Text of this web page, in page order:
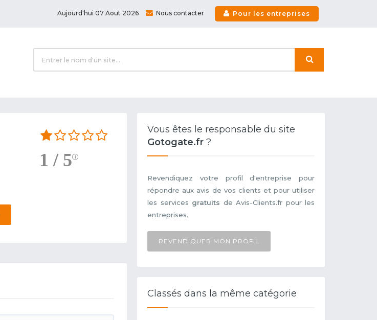
Aujourd'hui 07 Aout 2026 Nous contacter Pour les entreprises
1 / 5
Vous êtes le responsable du site
Gotogate.fr ?
Revendiquez votre profil d'entreprise pour
répondre aux avis de vos clients et pour utiliser
les services gratuits de Avis-Clients.fr pour les
entreprises.
REVENDIQUER MON PROFIL
Classés dans la même catégorie